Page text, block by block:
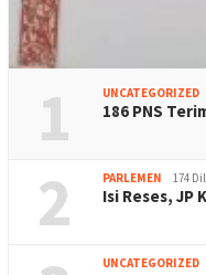
1 UNCATEGORIZED
186 PNS
2 PARLEMEN 174
Isi Reses,
UNCATEGORIZED